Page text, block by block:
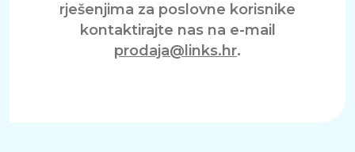
rješenjima za poslovne korisnike
kontaktirajte nas na e-mail
prodaja@links.hr.